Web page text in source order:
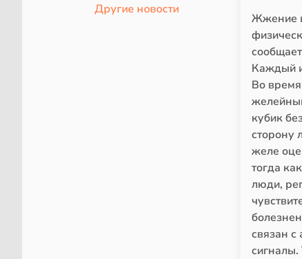
Другие новости
Жжение
Каждый
Во
кубик
сторону
желе
тогда
люди,
связан
сигналы.